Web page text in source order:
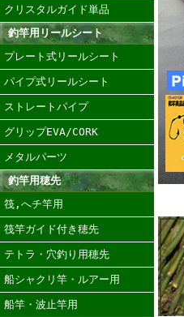
クリスタルガイド単品
釣竿用リールシート
プレート式リールシート
パイプ式リールシート
ストレートパイプ
グリップEVA/CORK
メタルパーツ
釣竿用穂先
筏,へチ竿用
筏竿ガイド付き穂先
テトラ・穴釣り用穂先
船シャクリ竿・ルアー用
船竿・波止竿用